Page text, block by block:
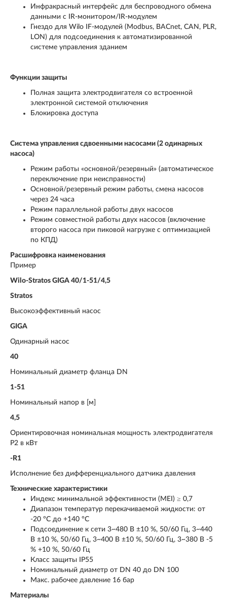
Инфракрасный интерфейс для беспроводного обмена
данными с IR-монитором/IR-модулем
Гнездо для Wilo IF-модулей (Modbus, BACnet, CAN, PLR,
LON) для подсоединения к автоматизированной
системе управления зданием
Функции защиты
Полная защита электродвигателя со встроенной
электронной системой отключения
Блокировка доступа
Система управления сдвоенными насосами (2 одинарных
насоса)
Режим работы «основной/резервный» (автоматическое
переключение при неисправности)
Основной/резервный режим работы, смена насосов
через 24 часа
Режим параллельной работы двух насосов
Режим совместной работы двух насосов (включение
второго насоса при пиковой нагрузке с оптимизацией
по КПД)
Расшифровка наименования
Пример
Wilo-Stratos GIGA 40/1-51/4,5
Stratos
Высокоэффективный насос
GIGA
Одинарный насос
40
Номинальный диаметр фланца DN
1-51
Номинальный напор в [м]
4,5
Ориентировочная номинальная мощность электродвигателя
P2 в кВт
-R1
Исполнение без дифференциального датчика давления
Технические характеристики
Индекс минимальной эффективности (MEI) ≥ 0,7
Диапазон температур перекачиваемой жидкости: от
-20 °C до +140 °C
Подсоединение к сети 3~480 В ±10 %, 50/60 Гц, 3~440
В ±10 %, 50/60 Гц, 3~400 В ±10 %, 50/60 Гц, 3~380 В -5
% +10 %, 50/60 Гц
Класс защиты IP55
Номинальный диаметр от DN 40 до DN 100
Макс. рабочее давление 16 бар
Материалы